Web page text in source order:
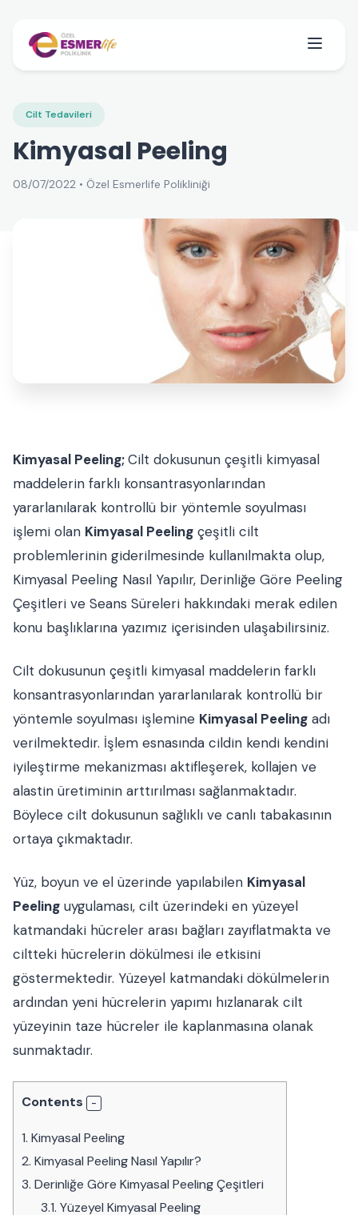
Cilt Tedavileri
Kimyasal Peeling
08/07/2022 • Özel Esmerlife Polikliniği
Kimyasal Peeling;Cilt dokusunun çeşitli kimyasal
maddelerin farklı konsantrasyonlarından
yararlanılarak kontrollü bir yöntemle soyulması
işlemi olan Kimyasal Peeling çeşitli cilt
problemlerinin giderilmesinde kullanılmakta olup,
Kimyasal Peeling Nasıl Yapılır, Derinliğe Göre Peeling
Çeşitleri ve Seans Süreleri hakkındaki merak edilen
konu başlıklarına yazımız içerisinden ulaşabilirsiniz.
Cilt dokusunun çeşitli kimyasal maddelerin farklı
konsantrasyonlarından yararlanılarak kontrollü bir
yöntemle soyulması işlemine Kimyasal Peeling adı
verilmektedir. İşlem esnasında cildin kendi kendini
iyileştirme mekanizması aktifleşerek, kollajen ve
alastin üretiminin arttırılması sağlanmaktadır.
Böylece cilt dokusunun sağlıklı ve canlı tabakasının
ortaya çıkmaktadır.
Yüz, boyun ve el üzerinde yapılabilen Kimyasal
Peeling uygulaması, cilt üzerindeki en yüzeyel
katmandaki hücreler arası bağları zayıflatmakta ve
ciltteki hücrelerin dökülmesi ile etkisini
göstermektedir. Yüzeyel katmandaki dökülmelerin
ardından yeni hücrelerin yapımı hızlanarak cilt
yüzeyinin taze hücreler ile kaplanmasına olanak
sunmaktadır.
Contents
1. Kimyasal Peeling
2. Kimyasal Peeling Nasıl Yapılır?
3. Derinliğe Göre Kimyasal Peeling Çeşitleri
3.1. Yüzeyel Kimyasal Peeling